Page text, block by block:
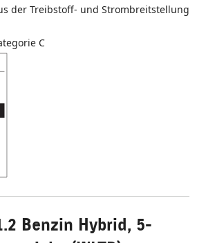
der Treibstoff- und Strombreitstellung
C
Benzin Hybrid, 5-